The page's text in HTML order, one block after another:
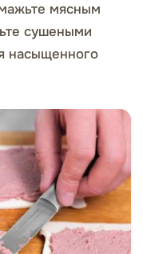
мясным
сушеными
насыщенного